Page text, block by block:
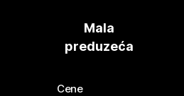
Mala
preduzeća
Cene